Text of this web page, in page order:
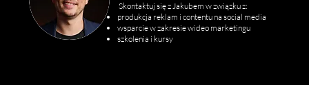
Skontaktuj się z Jakubem w związku z:
produkcja reklam i contentu na social media
wsparcie w zakresie wideo marketingu
szkolenia i kursy